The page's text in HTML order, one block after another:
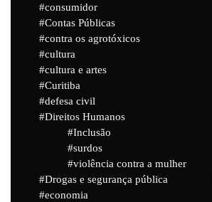
consumidor
Contas Públicas
contra os agrotóxicos
cultura
cultura e artes
Curitiba
defesa civil
Direitos Humanos
Inclusão
surdos
violência contra a mulher
Drogas e segurança pública
economia